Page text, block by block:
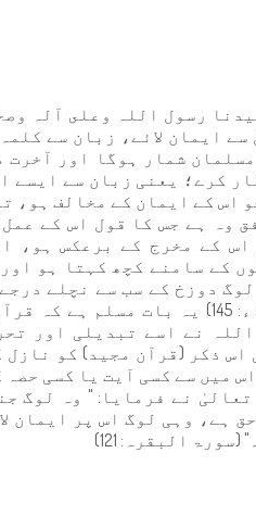
رسول اللہ وعلى آلہ
ایمان لائے، زبان سے
شمار ہوگا اور
کرے؛ یعنی زبان سے ایسے
اس کے ایمان کے مخالف ہو،
وہ ہے جس کا قول اس کے
کے مخرج کے برعکس ہو،
کے سامنے کچھ کہتا ہو
دوزخ کے سب سے نچلے
کوئی مددگار نہ پاؤ گے"۔ (النساء: 145)
نے اسے تبدیلی اور
اس ذکر (قرآن مجید) کو
9)۔ تو جو شخص اس میں سے کسی آیت
نے فرمایا: " وہ لوگ
ہے، وہی لوگ اس پر ایمان
البقرہ: 121)